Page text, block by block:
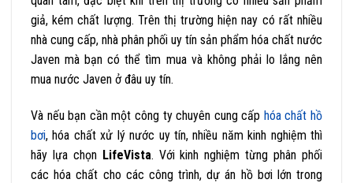
giả, kém chất lượng. Trên thị trường hiện nay có rất nhiều
nhà cung cấp, nhà phân phối uy tín sản phẩm hóa chất nước
Javen mà bạn có thể tìm mua và không phải lo lắng nên
mua nước Javen ở đâu uy tín.
Và nếu bạn cần một công ty chuyên cung cấp hóa chất hồ
bơi, hóa chất xử lý nước uy tín, nhiều năm kinh nghiệm thì
hãy lựa chọn LifeVista. Với kinh nghiệm từng phân phối
các hóa chất cho các công trình, dự án hồ bơi lớn trong